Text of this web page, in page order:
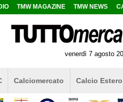
TMW MAGAZINE TMW NEWS
venerdì 7 agosto
Calciomercato Calcio Estero